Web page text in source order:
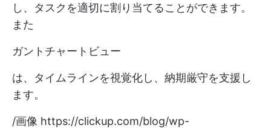
し、タスクを適切に割り当てることができます。
また
ガントチャートビュー
は、タイムラインを視覚化し、納期厳守を支援し
ます。
/画像 https://clickup.com/blog/wp-